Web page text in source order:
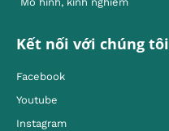
Kết nối với chúng tôi
Facebook
Youtube
Instagram